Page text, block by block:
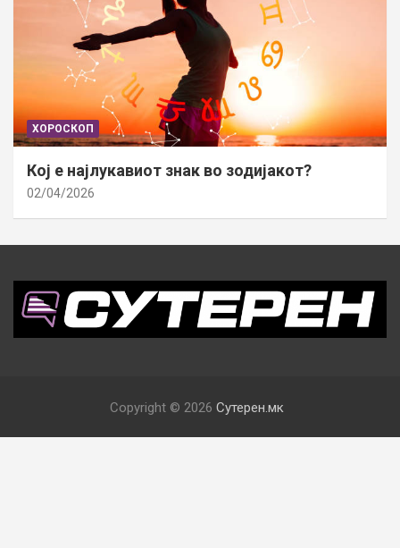
ХОРОСКОП
Кој е најлукавиот знак во зодијакот?
02/04/2026
Copyright © 2026 Сутерен.мк